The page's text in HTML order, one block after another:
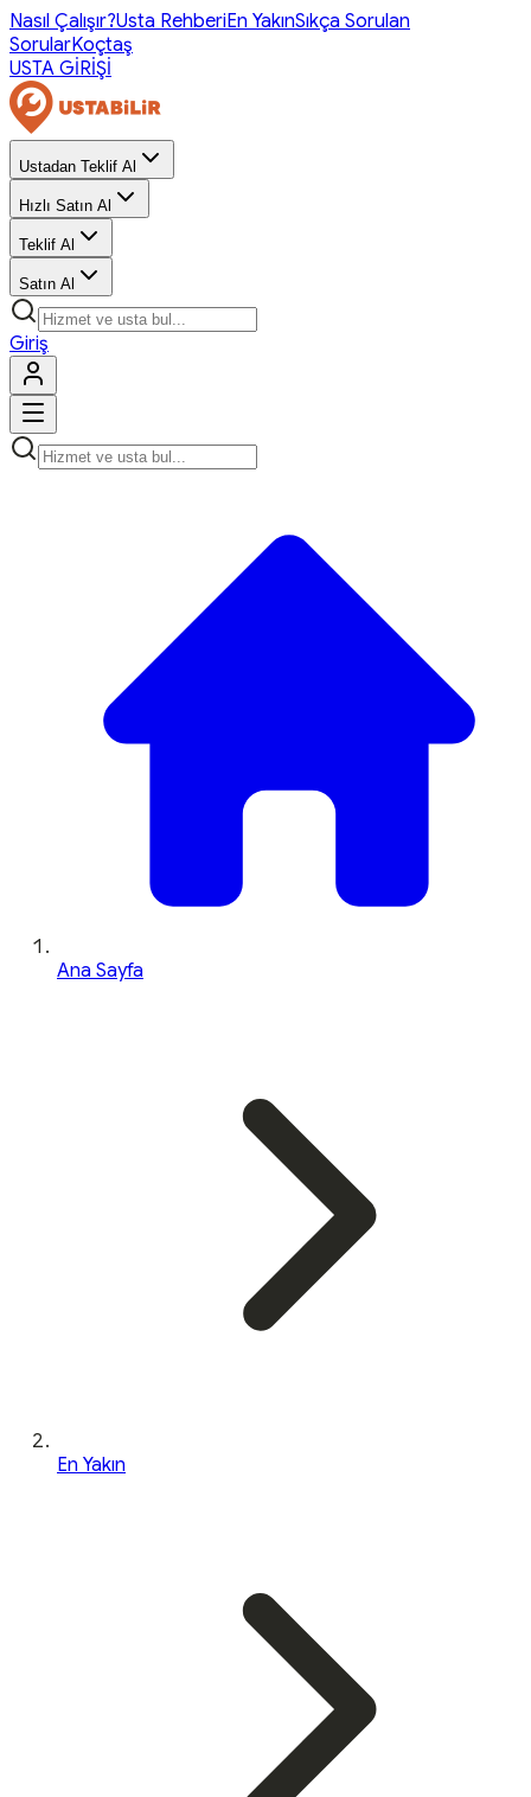
Nasıl Çalışır?Usta RehberiEn YakınSıkça Sorulan
SorularKoçtaş
USTA GİRİŞİ
Ustadan Teklif Al
Hızlı Satın Al
Teklif Al
Satın Al
Giriş
Ana Sayfa
En Yakın